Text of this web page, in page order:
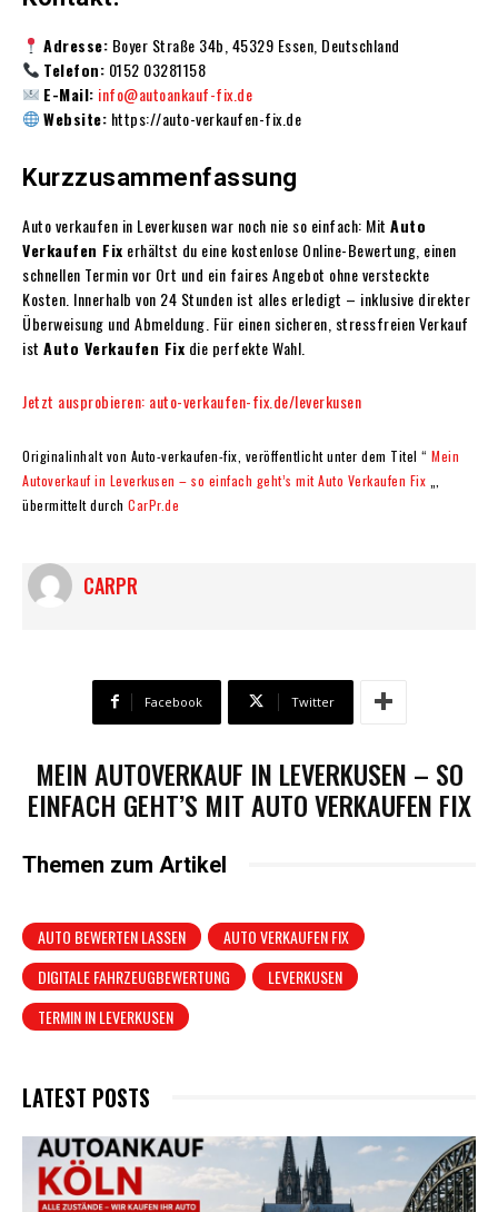
Adresse: Boyer Straße 34b, 45329 Essen, Deutschland
Telefon: 0152 03281158
E-Mail: info@autoankauf-fix.de
Website: https://auto-verkaufen-fix.de
Kurzzusammenfassung
Auto verkaufen in Leverkusen war noch nie so einfach: Mit Auto
Verkaufen Fix erhältst du eine kostenlose Online-Bewertung, einen
schnellen Termin vor Ort und ein faires Angebot ohne versteckte
Kosten. Innerhalb von 24 Stunden ist alles erledigt – inklusive direkter
Überweisung und Abmeldung. Für einen sicheren, stressfreien Verkauf
ist Auto Verkaufen Fix die perfekte Wahl.
Jetzt ausprobieren: auto-verkaufen-fix.de/leverkusen
Originalinhalt von Auto-verkaufen-fix, veröffentlicht unter dem Titel “ Mein
Autoverkauf in Leverkusen – so einfach geht’s mit Auto Verkaufen Fix
übermittelt durch CarPr.de
CARPR
Facebook Twitter
MEIN AUTOVERKAUF IN LEVERKUSEN – SO
EINFACH GEHT’S MIT AUTO VERKAUFEN FIX
Themen zum Artikel
AUTO BEWERTEN LASSEN
AUTO VERKAUFEN FIX
DIGITALE FAHRZEUGBEWERTUNG
LEVERKUSEN
TERMIN IN LEVERKUSEN
LATEST POSTS